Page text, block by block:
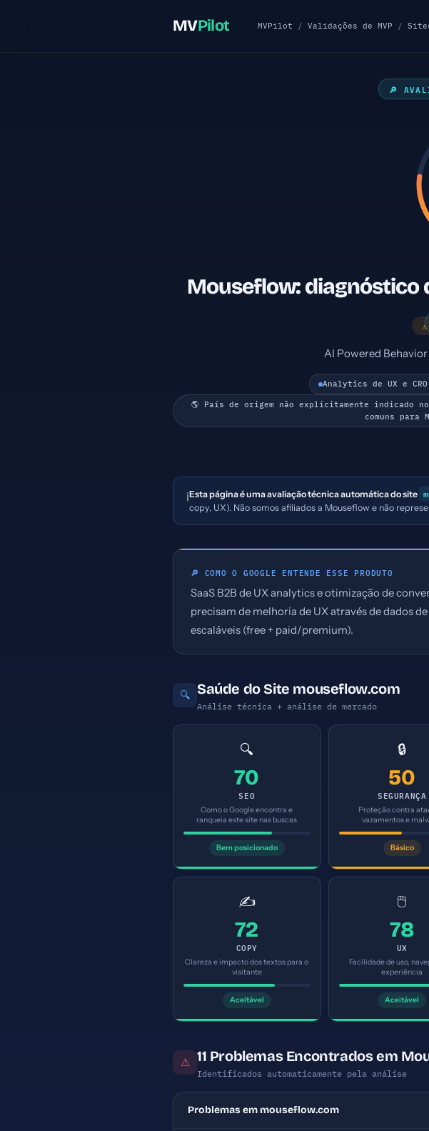
MVPilot MVPilot /Validações de MVP /
🔎
Mouseflow: diagnóstico
AI Powered
Analytics de UX e
🌎 País de origem não explicitamente indicado
comuns para
ℹ️Esta página é uma avaliação técnica automática do site
copy, UX). Não somos afiliados a Mouseflow e não
🔎 COMO O GOOGLE ENTENDE ESSE PRODUTO
SaaS B2B de UX analytics e otimização de
precisam de melhoria de UX através de dados
escaláveis (free + paid/premium).
🔍 Saúde do Site mouseflow.com
Análise técnica + análise de mercado
🔍
70
SEO
Como o Google encontra e
ranqueia este site nas buscas
Bem posicionado
🔒
50
SEGURANÇA
Proteção contra
vazamentos e
Básico
✍️
72
COPY
Clareza e impacto dos textos para o
visitante
Aceitável
🖱️
78
UX
Facilidade de uso,
experiência
Aceitável
⚠ 11 Problemas Encontrados em
Identificados automaticamente pela análise
Problemas em mouseflow.com